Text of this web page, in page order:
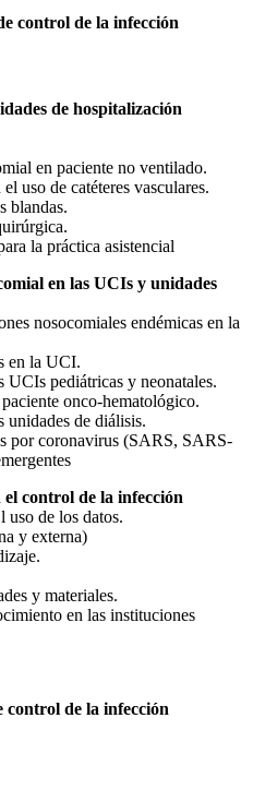
control de la infección
de hospitalización
en paciente no ventilado.
uso de catéteres vasculares.
blandas.
la práctica asistencial
en las UCIs y unidades
nosocomiales endémicas en la
en la UCI.
pediátricas y neonatales.
onco-hematológico.
de diálisis.
por coronavirus (SARS, SARS-
control de la infección
de los datos.
y externa)
y materiales.
en las instituciones
control de la infección